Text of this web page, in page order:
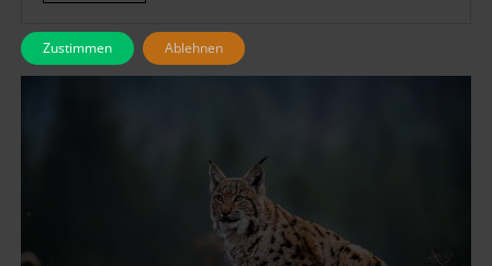
Zustimmen Ablehnen